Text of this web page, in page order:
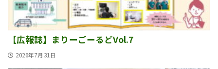
【広報誌】まりーごーるどVol.7
2026年7月31日